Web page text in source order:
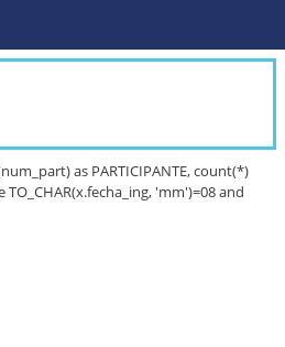
as PARTICIPANTE, count(*)
'mm')=08 and